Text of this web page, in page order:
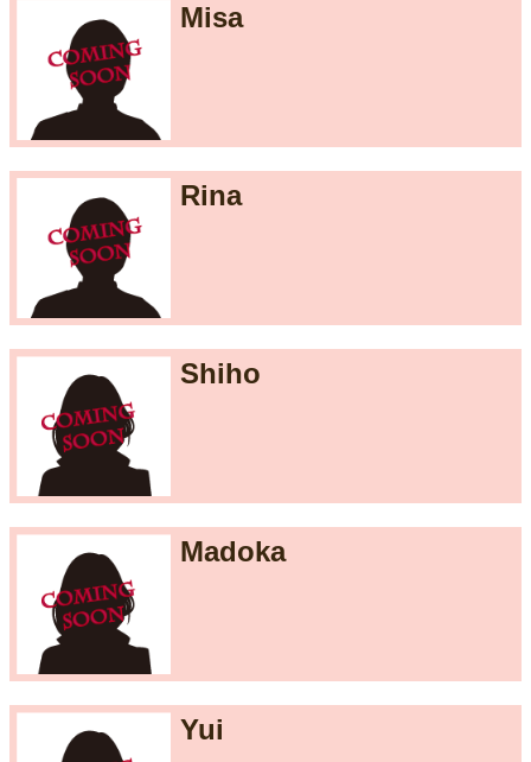
Misa
Rina
Shiho
Madoka
Yui